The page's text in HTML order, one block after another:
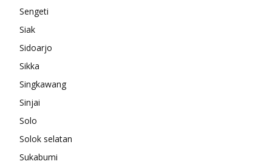
Sengeti
Siak
Sidoarjo
Sikka
Singkawang
Sinjai
Solo
Solok selatan
Sukabumi